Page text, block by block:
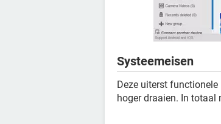
Systeemeisen
Deze uiterst
hoger draaien. In totaal